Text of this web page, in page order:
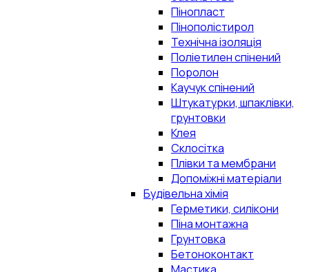
Пінопласт
Пінополістирол
Технічна ізоляція
Поліетилен спінений
Поролон
Каучук спінений
Штукатурки, шпаклівки,
грунтовки
Клея
Склосітка
Плівки та мембрани
Допоміжні матеріали
Будівельна хімія
Герметики, силікони
Піна монтажна
Грунтовка
Бетоноконтакт